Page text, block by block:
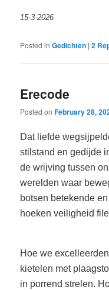
15-3-2026
Posted in Gedichten |2
Erecode
Posted onFebruary 28,
Dat liefde
stilstand en gedijde
de wrijving tussen
werelden waar
botsen betekende
hoeken veiligheid
Hoe we
kietelen met
in porrend strelen.